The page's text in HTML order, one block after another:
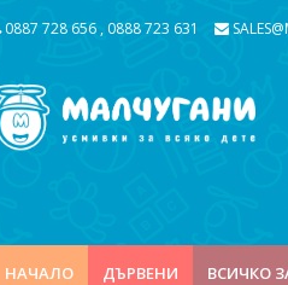
0887 728 656 , 0888 723 631
НАЧАЛО ДЪРВЕНИ ВСИЧКО